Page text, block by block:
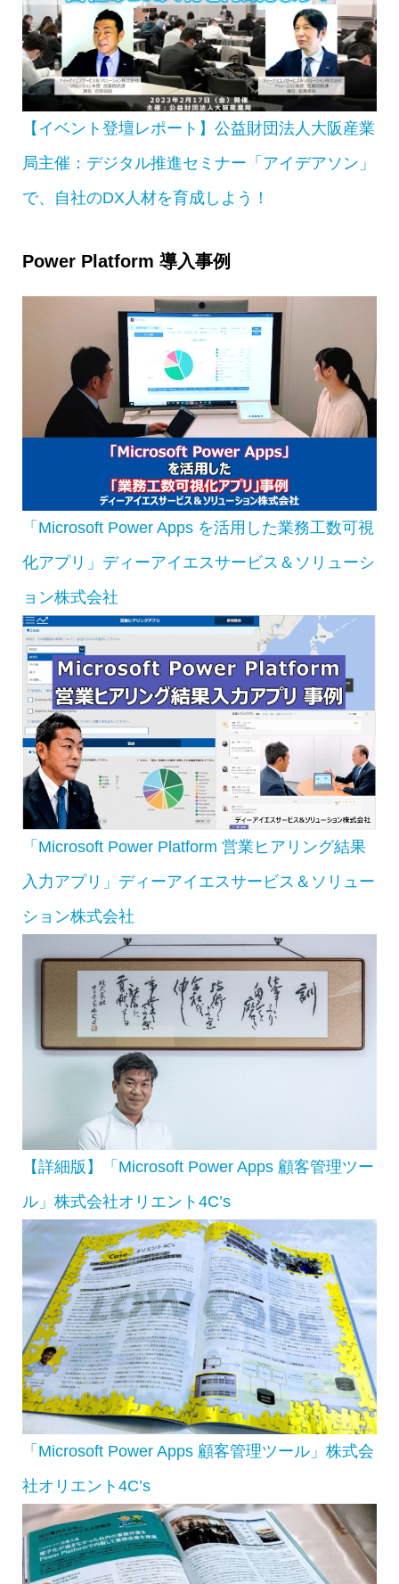
【イベント登壇レポート】公益財団法人大阪産業
局主催：デジタル推進セミナー「アイデアソン」
で、自社のDX人材を育成しよう！
Power Platform 導入事例
「Microsoft Power Apps を活用した業務工数可視
化アプリ」ディーアイエスサービス＆ソリューシ
ョン株式会社
「Microsoft Power Platform 営業ヒアリング結果
入力アプリ」ディーアイエスサービス＆ソリュー
ション株式会社
【詳細版】「Microsoft Power Apps 顧客管理ツー
ル」株式会社オリエント4C’s
「Microsoft Power Apps 顧客管理ツール」株式会
社オリエント4C’s